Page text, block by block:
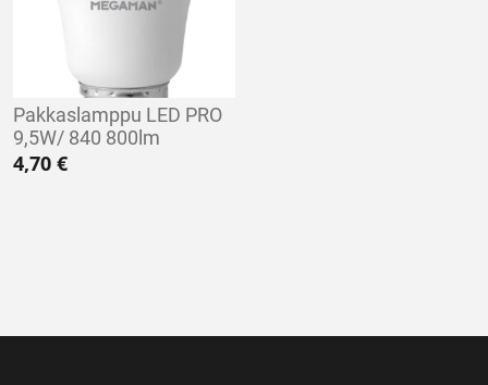
Pakkaslamppu LED PRO
9,5W/ 840 800lm
4,70 €